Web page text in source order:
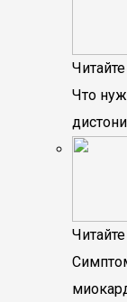
Что